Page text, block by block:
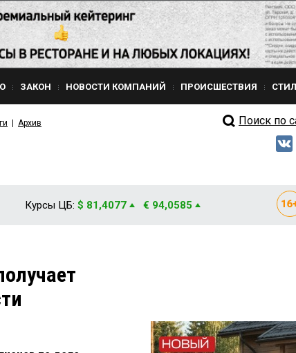
ЗАКОН НОВОСТИ КОМПАНИЙ ПРОИСШЕСТВИЯ
Архив Поиск по
Курсы ЦБ: $ 81,4077 € 94,0585